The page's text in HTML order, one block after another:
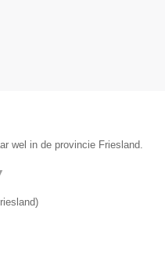
wel in de provincie Friesland.
)